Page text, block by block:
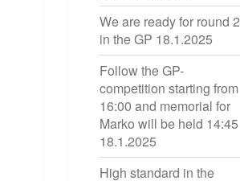
We are ready for round 2
in the GP 18.1.2025
Follow the GP-
competition starting from
16:00 and memorial for
Marko will be held 14:45
18.1.2025
High standard in the